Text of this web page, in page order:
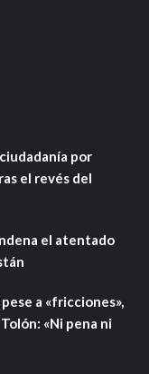
por
el revés del
el atentado
a «fricciones»,
«Ni pena ni